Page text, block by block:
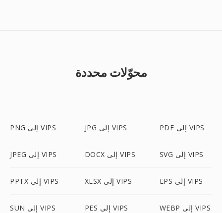
محوّلات محددة
PNG إلى VIPS JPG إلى VIPS PDF إلى VIPS
JPEG إلى VIPS DOCX إلى VIPS SVG إلى VIPS
PPTX إلى VIPS XLSX إلى VIPS EPS إلى VIPS
SUN إلى VIPS PES إلى VIPS WEBP إلى VIPS